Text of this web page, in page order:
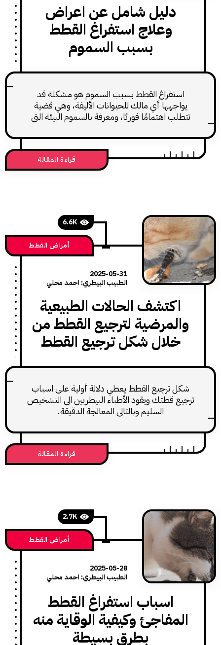
دليل شامل عن اعراض
وعلاج استفراغ القطط
بسبب السموم
القطط بسبب السموم هو مشكلة قد
أي مالك للحيوانات الأليفة، وهي قضية
اهتمامًا فوريًا، ومعرفة بالسموم البيئة التي
تقف وراء استفراغ القطط بسبب السموم.
قراءة المقالة
6.6K
أمراض القطط
2025-05-31
الطبيب البيطري: احمد محلي
اكتشف الحالات الطبيعية
لترجيع القطط من
خلال شكل ترجيع القطط
ترجيع القطط يعطي دلالة أولية على اسباب
قطتك ويقود الأطباء البيطريين الى التشخيص
السليم وبالتالي المعالجة الدقيقة.
قراءة المقالة
2.7K
أمراض القطط
2025-05-28
الطبيب البيطري: احمد محلي
اسباب استفراغ القطط
وكيفية الوقاية منه
بطرق بسيطة